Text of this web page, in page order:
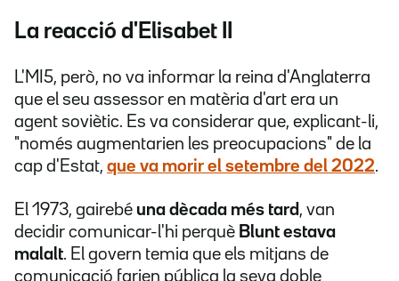
La reacció d'Elisabet II
L'MI5, però, no va informar la reina d'Anglaterra
que el seu assessor en matèria d'art era un
agent soviètic. Es va considerar que, explicant-li,
"només augmentarien les preocupacions" de la
cap d'Estat, que va morir el setembre del 2022.
El 1973, gairebé una dècada més tard , van
decidir comunicar-l'hi perquè Blunt estava
malalt. El govern temia que els mitjans de
comunicació farien pública la seva doble